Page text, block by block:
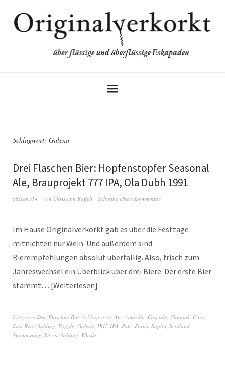
Schlagwort: Galena
Drei Flaschen Bier: Hopfenstopfer Seasonal
Ale, Brauprojekt 777 IPA, Ola Dubh 1991
06/Jan./14 von Christoph Raffelt Schreibe einen Kommentar
Im Hause Originalverkorkt gab es über die Festtage
mitnichten nur Wein. Und außerdem sind
Bierempfehlungen absolut überfällig. Also, frisch zum
Jahreswechsel ein Überblick über drei Biere: Der erste Bier
stammt… Weiterlesen
Kategorie Drei Flaschen Bier SchlagwörterAle Amarillo Cascade Chinook Citra
East Kent Golding Fuggle Galena IBU IPA Pale Porter, Saphir, Scotland
Stammwürze Styria Golding Whisky